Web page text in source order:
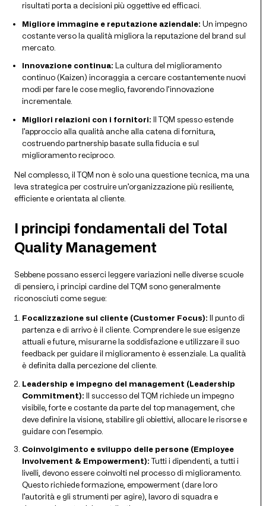
risultati porta a decisioni più oggettive ed efficaci.
Migliore immagine e reputazione aziendale: Un impegno
costante verso la qualità migliora la reputazione del brand sul
mercato.
Innovazione continua: La cultura del miglioramento
continuo (Kaizen) incoraggia a cercare costantemente nuovi
modi per fare le cose meglio, favorendo l’innovazione
incrementale.
Migliori relazioni con i fornitori: Il TQM spesso estende
l’approccio alla qualità anche alla catena di fornitura,
costruendo partnership basate sulla fiducia e sul
miglioramento reciproco.
Nel complesso, il TQM non è solo una questione tecnica, ma una
leva strategica per costruire un’organizzazione più resiliente,
efficiente e orientata al cliente.
I principi fondamentali del Total
Quality Management
Sebbene possano esserci leggere variazioni nelle diverse scuole
di pensiero, i principi cardine del TQM sono generalmente
riconosciuti come segue:
Focalizzazione sul cliente (Customer Focus): Il punto di
partenza e di arrivo è il cliente. Comprendere le sue esigenze
attuali e future, misurarne la soddisfazione e utilizzare il suo
feedback per guidare il miglioramento è essenziale. La qualità
è definita dalla percezione del cliente.
Leadership e impegno del management (Leadership
Commitment): Il successo del TQM richiede un impegno
visibile, forte e costante da parte del top management, che
deve definire la visione, stabilire gli obiettivi, allocare le risorse e
guidare con l’esempio.
Coinvolgimento e sviluppo delle persone (Employee
Involvement & Empowerment):Tutti i dipendenti, a tutti i
livelli, devono essere coinvolti nel processo di miglioramento.
Questo richiede formazione, empowerment (dare loro
l’autorità e gli strumenti per agire), lavoro di squadra e